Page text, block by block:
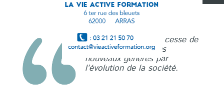
La Vie Active n’a de cesse de
répondre aux besoins
nouveaux générés par
l’évolution de la société.